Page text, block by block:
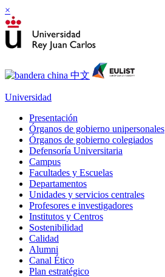
×
Universidad
Presentación
Órganos de gobierno unipersonales
Órganos de gobierno colegiados
Defensoría Universitaria
Campus
Facultades y Escuelas
Departamentos
Unidades y servicios centrales
Profesores e investigadores
Institutos y Centros
Sostenibilidad
Calidad
Alumni
Canal Ético
Plan estratégico